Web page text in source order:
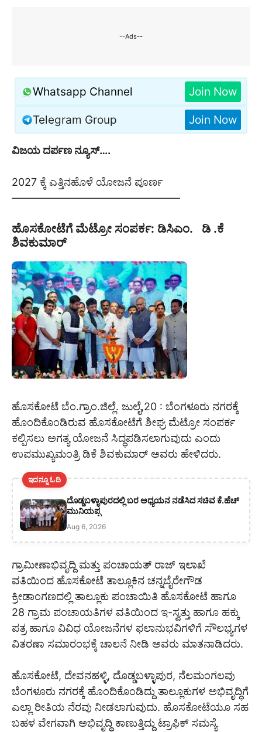
--Ads--
Whatsapp Channel Join Now
Telegram Group Join Now
ವಿಜಯ ದರ್ಪಣ ನ್ಯೂಸ್….
2027 ಕ್ಕೆ ಎತ್ತಿನಹೊಳೆ ಯೋಜನೆ ಪೂರ್ಣ
————————————————
ಹೊಸಕೋಟೆಗೆ ಮೆಟ್ರೋ ಸಂಪರ್ಕ: ಡಿಸಿಎಂ. ಡಿ .ಕೆ
ಶಿವಕುಮಾರ್
ಹೊಸಕೋಟೆ ಬೆಂ.ಗ್ರಾಂ.ಜಿಲ್ಲೆ. ಜುಲೈ,20 : ಬೆಂಗಳೂರು ನಗರಕ್ಕೆ
ಹೊಂದಿಕೊಂಡಿರುವ ಹೊಸಕೋಟೆಗೆ ಶೀಘ್ರ ಮೆಟ್ರೋ ಸಂಪರ್ಕ
ಕಲ್ಪಿಸಲು ಅಗತ್ಯ ಯೋಜನೆ ಸಿದ್ಧಪಡಿಸಲಾಗುವುದು ಎಂದು
ಉಪಮುಖ್ಯಮಂತ್ರಿ ಡಿಕೆ ಶಿವಕುಮಾರ್ ಅವರು ಹೇಳಿದರು.
ಇದನ್ನೂ ಓದಿ
ದೊಡ್ಡಬಳ್ಳಾಪುರದಲ್ಲಿ ಬರ ಅಧ್ಯಯನ ನಡೆಸಿದ ಸಚಿವ ಕೆ.ಹೆಚ್
ಮುನಿಯಪ್ಪ
Aug 6, 2026
ಗ್ರಾಮೀಣಾಭಿವೃದ್ದಿ ಮತ್ತು ಪಂಚಾಯತ್ ರಾಜ್ ಇಲಾಖೆ
ವತಿಯಿಂದ ಹೊಸಕೋಟೆ ತಾಲ್ಲೂಕಿನ ಚನ್ನಬೈರೇಗೌಡ
ಕ್ರೀಡಾಂಗಣದಲ್ಲಿ ತಾಲ್ಲೂಕು ಪಂಚಾಯಿತಿ ಹೊಸಕೋಟೆ ಹಾಗೂ
28 ಗ್ರಾಮ ಪಂಚಾಯತಿಗಳ ವತಿಯಿಂದ ಇ-ಸ್ವತ್ತು ಹಾಗೂ ಹಕ್ಕು
ಪತ್ರ ಹಾಗೂ ವಿವಿಧ ಯೋಜನೆಗಳ ಫಲಾನುಭವಿಗಳಿಗೆ ಸೌಲಭ್ಯಗಳ
ವಿತರಣಾ ಸಮಾರಂಭಕ್ಕೆ ಚಾಲನೆ ನೀಡಿ ಅವರು ಮಾತನಾಡಿದರು.
ಹೊಸಕೋಟೆ, ದೇವನಹಳ್ಳಿ, ದೊಡ್ಡಬಳ್ಳಾಪುರ, ನೆಲಮಂಗಲವು
ಬೆಂಗಳೂರು ನಗರಕ್ಕೆ ಹೊಂದಿಕೊಂಡಿದ್ದು ತಾಲ್ಲೂಕುಗಳ ಅಭಿವೃದ್ಧಿಗೆ
ಎಲ್ಲಾ ರೀತಿಯ ನೆರವು ನೀಡಲಾಗುವುದು. ಹೊಸಕೋಟೆಯೂ ಸಹ
ಬಹಳ ವೇಗವಾಗಿ ಅಭಿವೃದ್ಧಿ ಕಾಣುತ್ತಿದ್ದು ಟ್ರಾಫಿಕ್ ಸಮಸ್ಯೆ